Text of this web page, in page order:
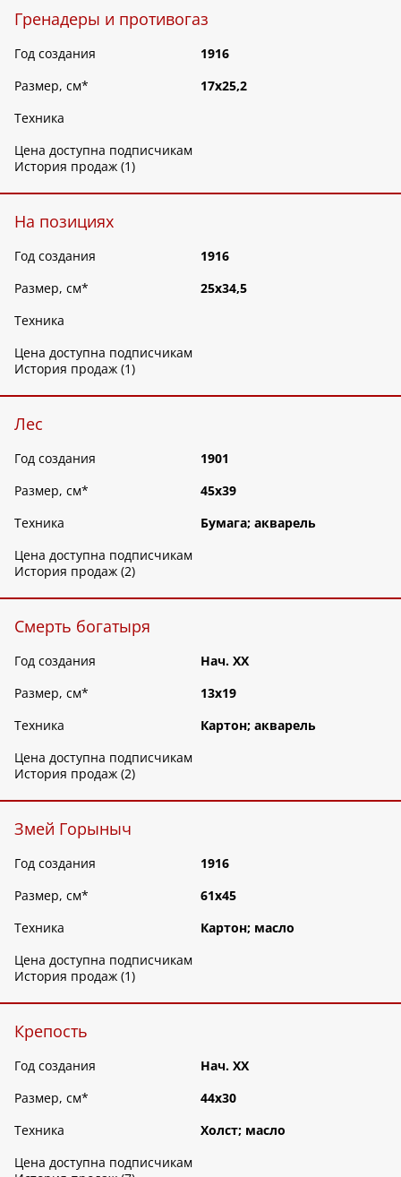
Гренадеры и противогаз
Год создания
1916
Размер, см*
17х25,2
Техника
Цена доступна подписчикам
История продаж (1)
На позициях
Год создания
1916
Размер, см*
25х34,5
Техника
Цена доступна подписчикам
История продаж (1)
Лес
Год создания
1901
Размер, см*
45х39
Техника
Бумага; акварель
Цена доступна подписчикам
История продаж (2)
Смерть богатыря
Год создания
Нач. ХХ
Размер, см*
13х19
Техника
Картон; акварель
Цена доступна подписчикам
История продаж (2)
Змей Горыныч
Год создания
1916
Размер, см*
61х45
Техника
Картон; масло
Цена доступна подписчикам
История продаж (1)
Крепость
Год создания
Нач. ХХ
Размер, см*
44х30
Техника
Холст; масло
Цена доступна подписчикам